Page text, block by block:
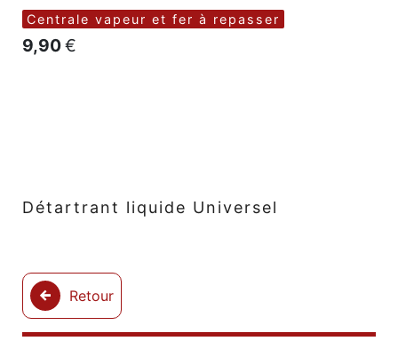
Centrale vapeur et fer à repasser
9,90€
Détartrant liquide Universel
Retour